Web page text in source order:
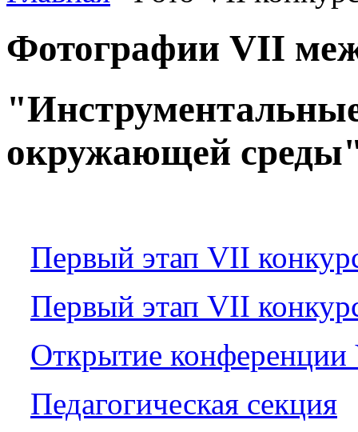
Фотографии VII
окружающей
Первый этап VII
Первый этап VII
Открытие конференции
Педагогическая секция